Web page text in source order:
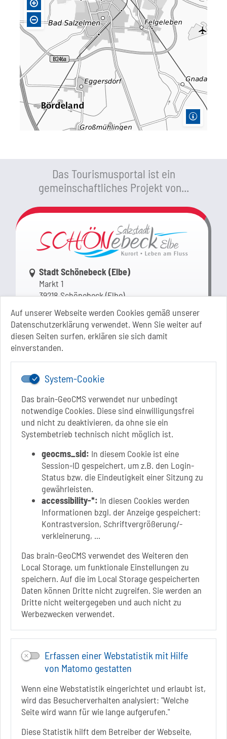
Auf unserer Webseite werden Cookies gemäß unserer
Datenschutzerklärung verwendet. Wenn Sie weiter auf
diesen Seiten surfen, erklären sie sich damit
einverstanden.
System-Cookie
Das brain-GeoCMS verwendet nur unbedingt
notwendige Cookies. Diese sind einwilligungsfrei
und nicht zu deaktivieren, da ohne sie ein
Systembetrieb technisch nicht möglich ist.
geocms_sid: In diesem Cookie ist eine
Session-ID gespeichert, um z.B. den Login-
Status bzw. die Eindeutigkeit einer Sitzung zu
gewährleisten.
accessibility-*: In diesen Cookies werden
Informationen bzgl. der Anzeige gespeichert:
Kontrastversion, Schriftvergrößerung/-
verkleinerung, ...
Das brain-GeoCMS verwendet des Weiteren den
Local Storage, um funktionale Einstellungen zu
speichern. Auf die im Local Storage gespeicherten
Daten können Dritte nicht zugreifen. Sie werden an
Dritte nicht weitergegeben und auch nicht zu
Werbezwecken verwendet.
Erfassen einer Webstatistik mit Hilfe
von Matomo gestatten
Wenn eine Webstatistik eingerichtet und erlaubt ist,
wird das Besucherverhalten analysiert: "Welche
Seite wird wann für wie lange aufgerufen."
Diese Statistik hilft dem Betreiber der Webseite,
Das Tourismusportal ist ein
gemeinschaftliches Projekt von...
Link zur Google-Maps Navigation
Stadt Schönebeck (Elbe)
Markt 1
39218 Schönebeck (Elbe)
+49 3928 710-0
+49 3928 710-199
stadt.sbk[at]schoenebeck-elbe.de
www.schoenebeck.de
Mo.: 13 Uhr - 15 Uhr
13 Uhr - 18 Uhr
Do.: 9 Uhr - 11.30 Uhr
Fr.: nach Vereinbarung
FACEBOOK
INSTAGRAM
Link zur Google-Maps Navigation
SOLEPARK Schönebeck/Bad Salzelmen
Eigenbetrieb der Stadt Schönebeck (Elbe)
Badepark 1
39218 Schönebeck (Elbe)
+49 3928 7055-0
info[at]solepark.de
www.visitschoenebeck.de
Infos zur Barrierefreiheit